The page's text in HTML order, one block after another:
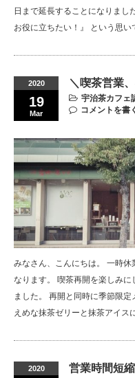
日まで延長することになりまし
お役に立ちたい！』 という思
2020
19
Mar
＼喫茶営業
宇治茶カフェ
コメントを書
みなさん、こんにちは。 一時休
なります。 喫茶再開を楽しみ
ました。 再開と同時に季節限
えめな抹茶ゼリーと抹茶アイ
2020 営業時間短